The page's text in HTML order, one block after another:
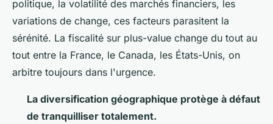
politique, la volatilité des marchés financiers, les
variations de change, ces facteurs parasitent la
sérénité. La fiscalité sur plus-value change du tout au
tout entre la France, le Canada, les États-Unis, on
arbitre toujours dans l'urgence.
La diversification géographique protège à défaut
de tranquilliser totalement.